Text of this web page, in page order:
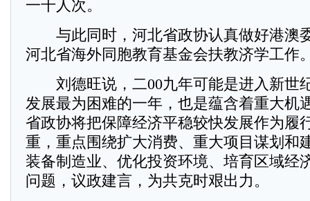
一千人次。
与此同时，河北省政协认真做好港澳
河北省海外同胞教育基金会扶教济学工作
刘德旺说，二00九年可能是进入新世
发展最为困难的一年，也是蕴含着重大机
省政协将把保障经济平稳较快发展作为履
重，重点围绕扩大消费、重大项目谋划和
装备制造业、优化投资环境、培育区域经
问题，议政建言，为共克时艰出力。